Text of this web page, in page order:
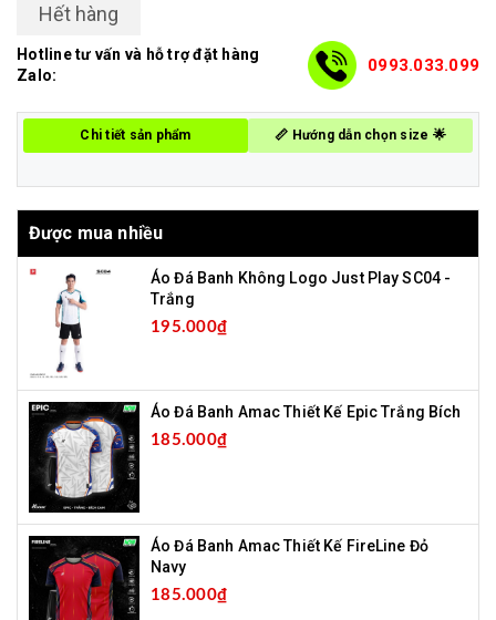
Hết hàng
Hotline tư vấn và hỗ trợ đặt hàng
Zalo:
0993.033.099
Chi tiết sản phẩm 📏 Hướng dẫn chọn size 🌟
Được mua nhiều
Áo Đá Banh Không Logo Just Play SC04 -
Trắng
195.000₫
Áo Đá Banh Amac Thiết Kế Epic Trắng Bích
185.000₫
Áo Đá Banh Amac Thiết Kế FireLine Đỏ
Navy
185.000₫